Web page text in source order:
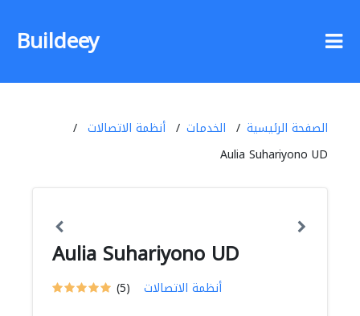
Buildeey
الصفحة الرئيسية الخدمات
أنظمة الاتصالات
Aulia Suhariyono UD
Aulia Suhariyono UD
(5) أنظمة الاتصالات